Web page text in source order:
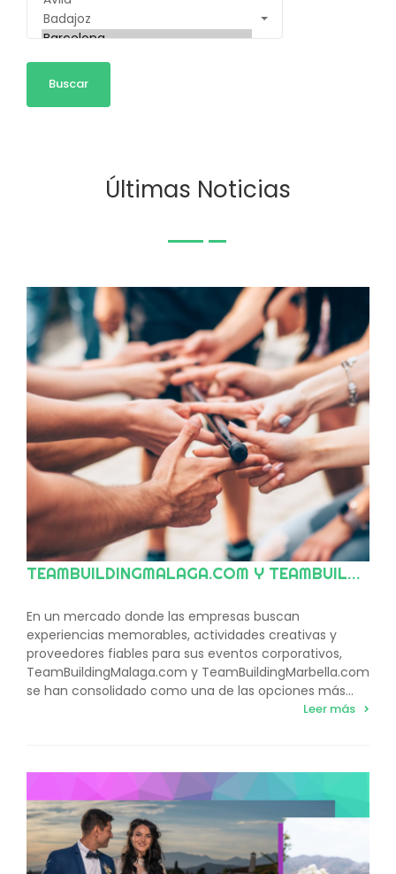
Últimas Noticias
TEAMBUILDINGMALAGA.COM Y TEAMBUILDINGMARBELLA.COM: LA REFERENCIA EN TEAM BUILDING Y EVENTOS CORPORATIVOS EN LA COSTA DEL SOL Y ANDALUCÍA
En un mercado donde las empresas buscan
experiencias memorables, actividades creativas y
proveedores fiables para sus eventos corporativos,
TeamBuildingMalaga.com y TeamBuildingMarbella.com
se han consolidado como una de las opciones más...
Leer más